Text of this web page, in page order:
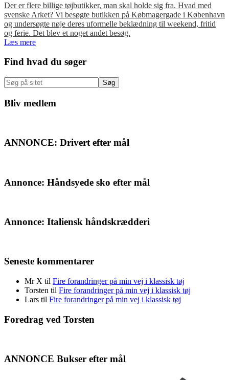
Der er flere billige tøjbutikker, man skal holde sig fra. Hvad med
svenske Arket? Vi besøgte butikken på Købmagergade i København
og undersøgte nøje deres uformelle beklædning til weekend, fritid
og ferie. Det blev et noget andet besøg.
Læs mere
Primær
Sidebar
Find hvad du søger
Søg
på
sitet
Bliv medlem
ANNONCE: Drivert efter mål
Annonce: Håndsyede sko efter mål
Annonce: Italiensk håndskrædderi
Seneste kommentarer
Mr X til Fire forandringer på min vej i klassisk tøj
Torsten til Fire forandringer på min vej i klassisk tøj
Lars til Fire forandringer på min vej i klassisk tøj
Foredrag ved Torsten
ANNONCE Bukser efter mål